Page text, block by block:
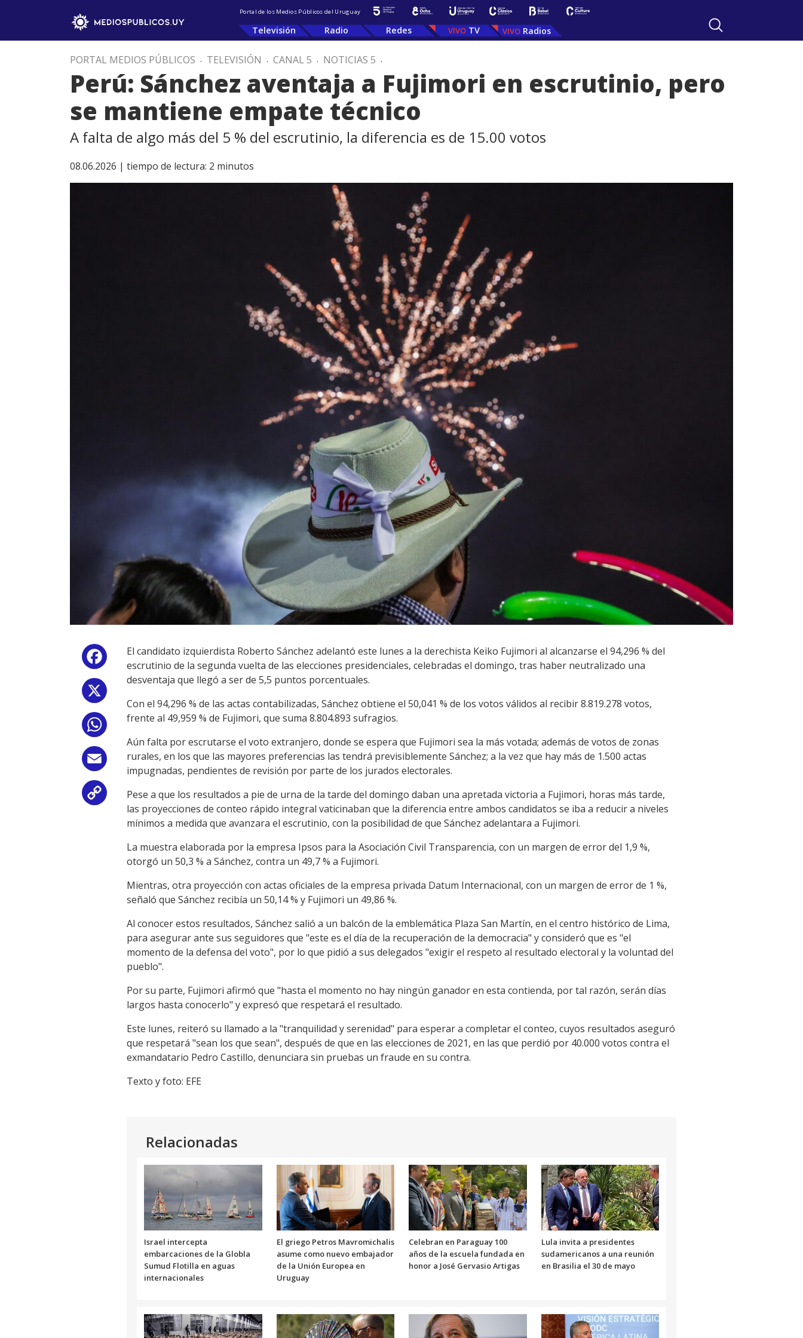
Portal de los Medios Públicos del Uruguay
Televisión Radio Redes TV Radios
PORTAL MEDIOS PÚBLICOS . TELEVISIÓN . CANAL 5 . NOTICIAS 5 .
Perú: Sánchez aventaja a Fujimori en escrutinio, pero
se mantiene empate técnico
A falta de algo más del 5 % del escrutinio, la diferencia es de 15.00 votos
08.06.2026 | tiempo de lectura: 2 minutos
Facebook
Email
Copy
Link
El candidato izquierdista Roberto Sánchez adelantó este lunes a la derechista Keiko Fujimori al alcanzarse el 94,296 % del
escrutinio de la segunda vuelta de las elecciones presidenciales, celebradas el domingo, tras haber neutralizado una
desventaja que llegó a ser de 5,5 puntos porcentuales.
Con el 94,296 % de las actas contabilizadas, Sánchez obtiene el 50,041 % de los votos válidos al recibir 8.819.278 votos,
frente al 49,959 % de Fujimori, que suma 8.804.893 sufragios.
Aún falta por escrutarse el voto extranjero, donde se espera que Fujimori sea la más votada; además de votos de zonas
rurales, en los que las mayores preferencias las tendrá previsiblemente Sánchez; a la vez que hay más de 1.500 actas
impugnadas, pendientes de revisión por parte de los jurados electorales.
Pese a que los resultados a pie de urna de la tarde del domingo daban una apretada victoria a Fujimori, horas más tarde,
las proyecciones de conteo rápido integral vaticinaban que la diferencia entre ambos candidatos se iba a reducir a niveles
mínimos a medida que avanzara el escrutinio, con la posibilidad de que Sánchez adelantara a Fujimori.
La muestra elaborada por la empresa Ipsos para la Asociación Civil Transparencia, con un margen de error del 1,9 %,
otorgó un 50,3 % a Sánchez, contra un 49,7 % a Fujimori.
Mientras, otra proyección con actas oficiales de la empresa privada Datum Internacional, con un margen de error de 1 %,
señaló que Sánchez recibía un 50,14 % y Fujimori un 49,86 %.
Al conocer estos resultados, Sánchez salió a un balcón de la emblemática Plaza San Martín, en el centro histórico de Lima,
para asegurar ante sus seguidores que "este es el día de la recuperación de la democracia" y consideró que es "el
momento de la defensa del voto", por lo que pidió a sus delegados "exigir el respeto al resultado electoral y la voluntad del
pueblo".
Por su parte, Fujimori afirmó que "hasta el momento no hay ningún ganador en esta contienda, por tal razón, serán días
largos hasta conocerlo" y expresó que respetará el resultado.
Este lunes, reiteró su llamado a la "tranquilidad y serenidad" para esperar a completar el conteo, cuyos resultados aseguró
que respetará "sean los que sean", después de que en las elecciones de 2021, en las que perdió por 40.000 votos contra el
exmandatario Pedro Castillo, denunciara sin pruebas un fraude en su contra.
Texto y foto: EFE
Relacionadas
Israel intercepta
embarcaciones de la Globla
Sumud Flotilla en aguas
internacionales
El griego Petros Mavromichalis
asume como nuevo embajador
de la Unión Europea en
Uruguay
Celebran en Paraguay 100
años de la escuela fundada en
honor a José Gervasio Artigas
Lula invita a presidentes
sudamericanos a una reunión
en Brasilia el 30 de mayo